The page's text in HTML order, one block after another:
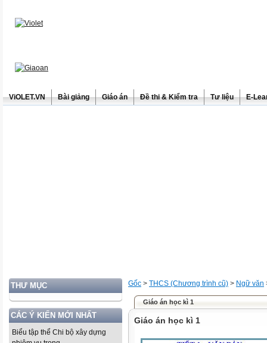
ViOLET.VN Bài giảng Giáo án Đề thi & Kiểm tra Tư liệu E-
THƯ MỤC
CÁC Ý KIẾN MỚI NHẤT
Biểu tập thể Chi bộ xây dựng
Gốc > THCS (Chương trình cũ) > Ngữ văn
Giáo án học kì 1
Giáo án học kì 1